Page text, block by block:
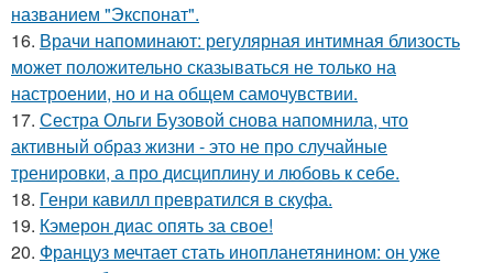
названием "Экспонат".
16. Врачи напоминают: регулярная интимная близость
может положительно сказываться не только на
настроении, но и на общем самочувствии.
17. Сестра Ольги Бузовой снова напомнила, что
активный образ жизни - это не про случайные
тренировки, а про дисциплину и любовь к себе.
18. Генри кавилл превратился в скуфа.
19. Кэмерон диас опять за свое!
20. Француз мечтает стать инопланетянином: он уже